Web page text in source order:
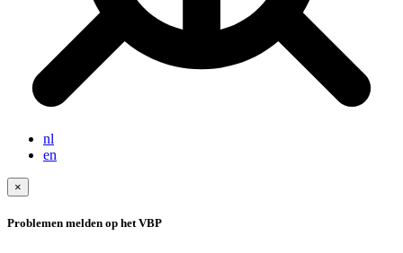
nl
en
×
Problemen melden op het VBP